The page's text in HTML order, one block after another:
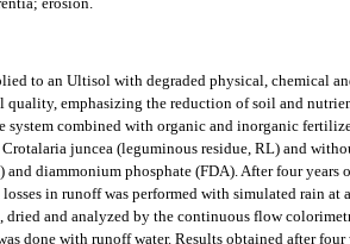
to an Ultisol with degraded physical, chemical
emphasizing the reduction of soil and
combined with organic and inorganic
juncea (leguminous residue, RL) and
diammonium phosphate (FDA). After four years
in runoff was performed with simulated rain
dried and analyzed by the continuous flow
done with runoff water. Results obtained after